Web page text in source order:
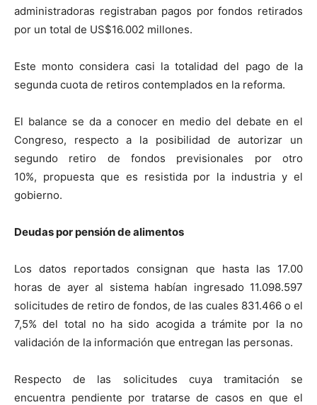
administradoras registraban pagos por fondos retirados
por un total de US$16.002 millones.
Este monto considera casi la totalidad del pago de la
segunda cuota de retiros contemplados en la reforma.
El balance se da a conocer en medio del debate en el
Congreso, respecto a la posibilidad de autorizar un
segundo retiro de fondos previsionales por otro
10%, propuesta que es resistida por la industria y el
gobierno.
Deudas por pensión de alimentos
Los datos reportados consignan que hasta las 17.00
horas de ayer al sistema habían ingresado 11.098.597
solicitudes de retiro de fondos, de las cuales 831.466 o el
7,5% del total no ha sido acogida a trámite por la no
validación de la información que entregan las personas.
Respecto de las solicitudes cuya tramitación se
encuentra pendiente por tratarse de casos en que el